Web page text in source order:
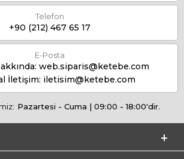
Telefon
+90 (212) 467 65 17
E-Posta
web.siparis@ketebe.com
İletişim: iletisim@ketebe.com
Pazartesi - Cuma | 09:00 - 18:00'dir.